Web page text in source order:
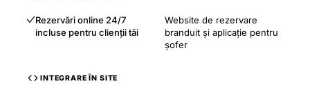
Rezervări online 24/7
incluse pentru clienții tăi
Website de rezervare
branduit și aplicație pentru
șofer
INTEGRARE ÎN SITE